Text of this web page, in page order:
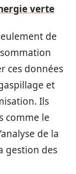
verte
de
ces données
et
Ils
comme le
de la
gestion des